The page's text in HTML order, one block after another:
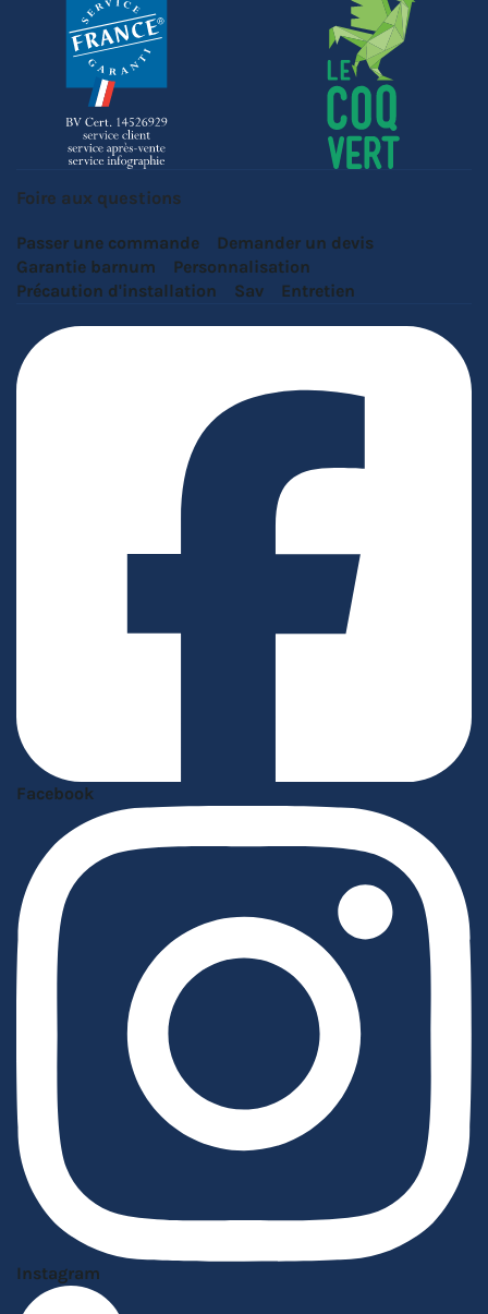
Foire aux questions
Passer une commande
Demander un devis
Garantie barnum
Personnalisation
Précaution d'installation
Sav Entretien
Facebook
Instagram